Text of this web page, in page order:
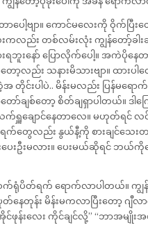
တာပေါ့ဗျာ။ ကောင်မလေးကို ဝိုက်ပြီ
ကလည်း တစ်လမ်းလုံး ကျွန်တော့်ခါးခ
ရဘူးနော် ပြောလိုက်ပေါ့။ အကဲပိုန
ော့လည်း သနားမိသားဗျာ။ ထားပ
တိုင်းပါပဲ.. မိန်းမလည်း ပြန်မရော
ာ်ချစ်တော့ စိတ်ချရှာပါတယ်။ ဒါက
ချောင်နေတာလေ။ မဟုတ်ရင် လ
ရက်တွေလည်း နွယ်နီ့ကို စားချင်သေးတ
ပေးဦးမလား။ ပေးမယ်ဆိုရင် ဘယ်ကို
စက်ရုံပိတ်ရက် ရောက်လာပါတယ်။ က
တ်နေတုန်း မိန်းမကလာပြီးတော့ ဂျီ
အိုင်ဖုန်းလေး ကိုင်ချင်လို့” “ဘာအမျိုး